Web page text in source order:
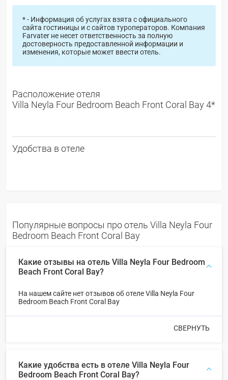
* - Информация об услугах взята с официального
сайта гостиницы и с сайтов туроператоров. Компания
Farvater не несет ответственность за полную
достоверность предоставленной информации и
изменения, которые может ввести отель.
Расположение отеля
Villa Neyla Four Bedroom Beach Front Coral Bay 4*
Удобства в отеле
Популярные вопросы про отель Villa Neyla Four
Bedroom Beach Front Coral Bay
Какие отзывы на отель Villa Neyla Four Bedroom
Beach Front Coral Bay?
На нашем сайте нет отзывов об отеле Villa Neyla Four
Bedroom Beach Front Coral Bay
СВЕРНУТЬ
Какие удобства есть в отеле Villa Neyla Four
Bedroom Beach Front Coral Bay?